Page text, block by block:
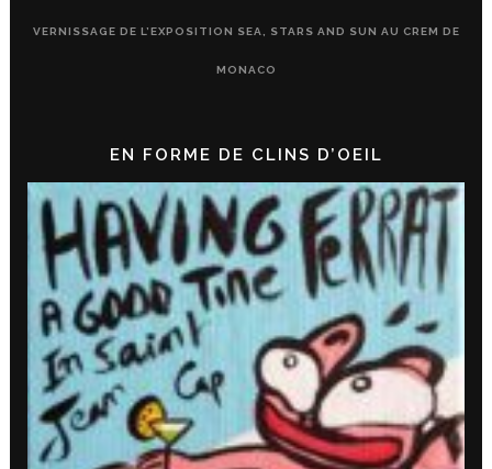
VERNISSAGE DE L’EXPOSITION SEA, STARS AND SUN AU CREM DE
MONACO
EN FORME DE CLINS D’OEIL